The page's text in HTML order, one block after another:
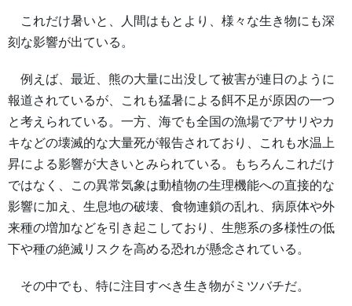
これだけ暑いと、人間はもとより、様々な生き物にも深
刻な影響が出ている。
例えば、最近、熊の大量に出没して被害が連日のように
報道されているが、これも猛暑による餌不足が原因の一つ
と考えられている。一方、海でも全国の漁場でアサリやカ
キなどの壊滅的な大量死が報告されており、これも水温上
昇による影響が大きいとみられている。もちろんこれだけ
ではなく、この異常気象は動植物の生理機能への直接的な
影響に加え、生息地の破壊、食物連鎖の乱れ、病原体や外
来種の増加などを引き起こしており、生態系の多様性の低
下や種の絶滅リスクを高める恐れが懸念されている。
その中でも、特に注目すべき生き物がミツバチだ。